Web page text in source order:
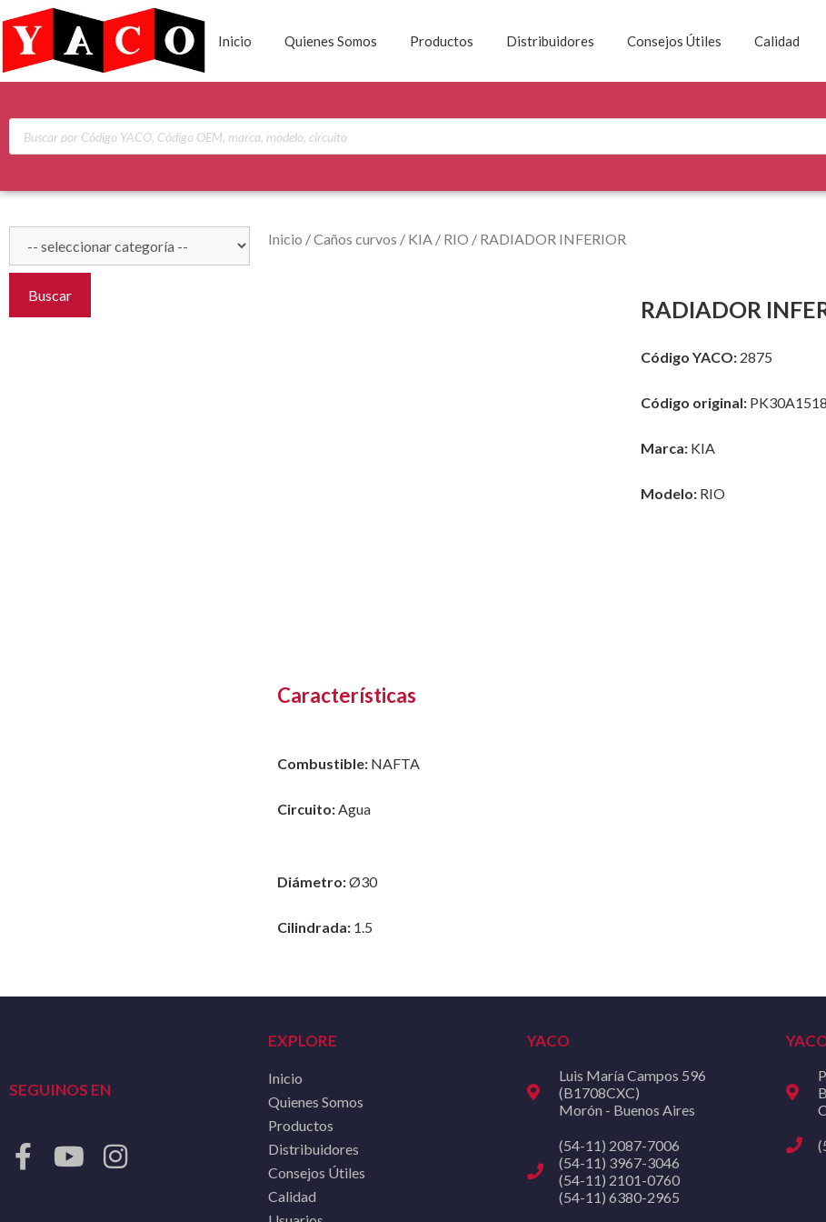
Inicio Quienes Somos Productos Distribuidores Consejos Útiles Calidad
Buscar
Inicio /Caños curvos / KIA / RIO / RADIADOR INFERIOR
RADIADOR
Código YACO:2875
Código original:
Marca:KIA
Modelo:RIO
Características
Combustible: NAFTA
Circuito:Agua
Diámetro:Ø30
Cilindrada: 1.5
SEGUINOS EN
EXPLORE
Inicio
Quienes Somos
Productos
Distribuidores
Consejos Útiles
Calidad
YACO
Luis María Campos 596
(B1708CXC)
Morón - Buenos Aires
(54-11) 2087-7006
(54-11) 3967-3046
(54-11) 2101-0760
(54-11) 6380-2965